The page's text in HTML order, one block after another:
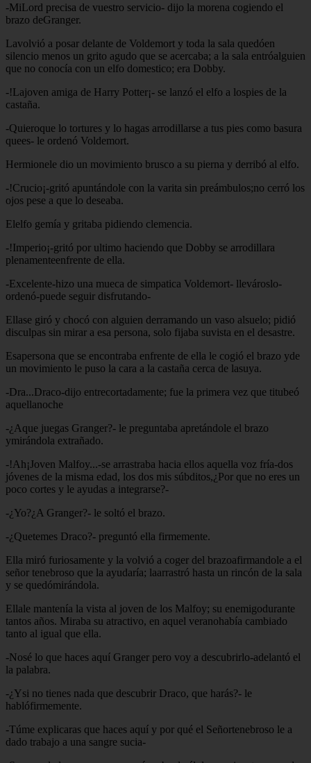
-MiLord precisa de vuestro servicio- dijo la morena cogiendo el
brazo deGranger.
Lavolvió a posar delante de Voldemort y toda la sala quedóen
silencio menos un grito agudo que se acercaba; a la sala entróalguien
que no conocía con un elfo domestico; era Dobby.
-!Lajoven amiga de Harry Potter¡- se lanzó el elfo a lospies de la
castaña.
-Quieroque lo tortures y lo hagas arrodillarse a tus pies como basura
quees- le ordenó Voldemort.
Hermionele dio un movimiento brusco a su pierna y derribó al elfo.
-!Crucio¡-gritó apuntándole con la varita sin preámbulos;no cerró los
ojos pese a que lo deseaba.
Elelfo gemía y gritaba pidiendo clemencia.
-!Imperio¡-gritó por ultimo haciendo que Dobby se arrodillara
plenamenteenfrente de ella.
-Excelente-hizo una mueca de simpatica Voldemort- llevároslo-
ordenó-puede seguir disfrutando-
Ellase giró y chocó con alguien derramando un vaso alsuelo; pidió
disculpas sin mirar a esa persona, solo fijaba suvista en el desastre.
Esapersona que se encontraba enfrente de ella le cogió el brazo yde
un movimiento le puso la cara a la castaña cerca de lasuya.
-Dra...Draco-dijo entrecortadamente; fue la primera vez que titubeó
aquellanoche
-¿Aque juegas Granger?- le preguntaba apretándole el brazo
ymirándola extrañado.
-!Ah¡Joven Malfoy...-se arrastraba hacia ellos aquella voz fría-dos
jóvenes de la misma edad, los dos mis súbditos,¿Por que no eres un
poco cortes y le ayudas a integrarse?-
-¿Yo?¿A Granger?- le soltó el brazo.
-¿Quetemes Draco?- preguntó ella firmemente.
Ella miró furiosamente y la volvió a coger del brazoafirmandole a el
señor tenebroso que la ayudaría; laarrastró hasta un rincón de la sala
y se quedómirándola.
Ellale mantenía la vista al joven de los Malfoy; su enemigodurante
tantos años. Miraba su atractivo, en aquel veranohabía cambiado
tanto al igual que ella.
-Nosé lo que haces aquí Granger pero voy a descubrirlo-adelantó el
la palabra.
-¿Ysi no tienes nada que descubrir Draco, que harás?- le
hablófirmemente.
-Túme explicaras que haces aquí y por qué el Señortenebroso le a
dado trabajo a una sangre sucia-